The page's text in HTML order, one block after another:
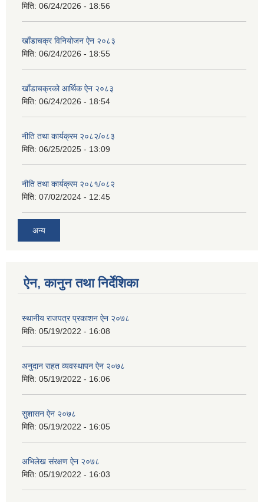
मिति: 06/24/2026 - 18:56
खाँडाचक्र विनियोजन ऐन २०८३
मिति: 06/24/2026 - 18:55
खाँडाचक्रको आर्थिक ऐन २०८३
मिति: 06/24/2026 - 18:54
नीति तथा कार्यक्रम २०८२/०८३
मिति: 06/25/2025 - 13:09
नीति तथा कार्यक्रम २०८१/०८२
मिति: 07/02/2024 - 12:45
अन्य
ऐन, कानुन तथा निर्देशिका
स्थानीय राजपत्र प्रकाशन ऐन २०७८
मिति: 05/19/2022 - 16:08
अनुदान राहत व्यवस्थापन ऐन २०७८
मिति: 05/19/2022 - 16:06
सुशासन ऐन २०७८
मिति: 05/19/2022 - 16:05
अभिलेख स‌ंरक्षण ऐन २०७८
मिति: 05/19/2022 - 16:03